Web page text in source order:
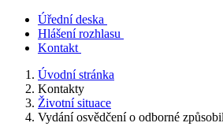
Úřední deska
Hlášení rozhlasu
Kontakt
Úvodní stránka
Kontakty
Životní situace
Vydání osvědčení o odborné